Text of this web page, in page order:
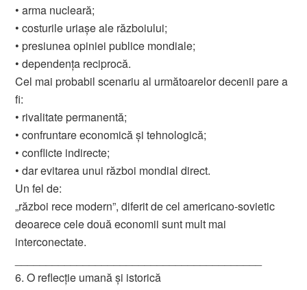
• arma nucleară;
• costurile uriașe ale războiului;
• presiunea opiniei publice mondiale;
• dependența reciprocă.
Cel mai probabil scenariu al următoarelor decenii pare a
fi:
• rivalitate permanentă;
• confruntare economică și tehnologică;
• conflicte indirecte;
• dar evitarea unui război mondial direct.
Un fel de:
„război rece modern”, diferit de cel americano-sovietic
deoarece cele două economii sunt mult mai
interconectate.
6. O reflecție umană și istorică